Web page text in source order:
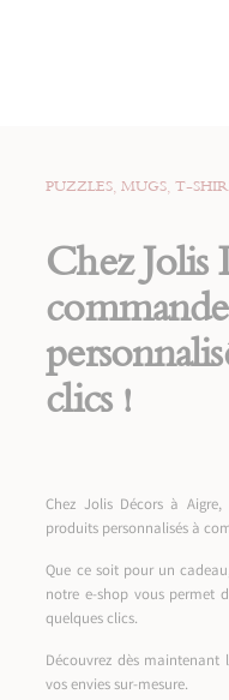
PUZZLES, MUGS, T-
Chez Jolis
clics !
Chez Jolis Décors à
produits personnalisés à
Que ce soit pour un
notre e-shop vous permet
quelques clics.
Découvrez dès maintenant
vos envies sur-mesure.